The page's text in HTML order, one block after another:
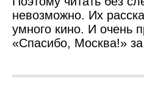
невозможно. Их
умного кино. И очень
«Спасибо, Москва!»